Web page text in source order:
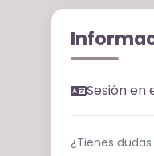
Sesión en
¿Tienes